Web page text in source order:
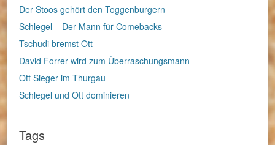
Der Stoos gehört den Toggenburgern
Schlegel – Der Mann für Comebacks
Tschudi bremst Ott
David Forrer wird zum Überraschungsmann
Ott Sieger im Thurgau
Schlegel und Ott dominieren
Tags